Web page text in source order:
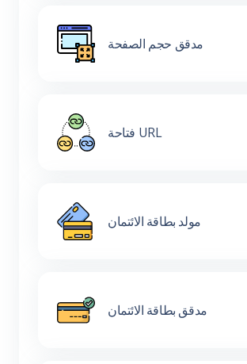
مدقق حجم الصفحة
فتاحة URL
مولد بطاقة الائتمان
مدقق بطاقة الائتمان